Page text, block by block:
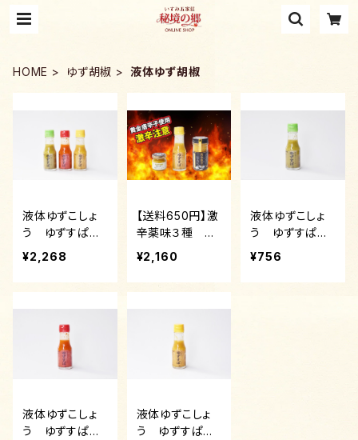
HOME ゆず胡椒 液体ゆず胡椒
液体ゆずこしょ
う ゆずすぱ
（青・赤・黄）70g
各１本×３本
入り 食べ比べ
¥2,268
【送料650円】激
辛薬味３種 ま
とめてお試しセ
ット 隠れ里の
柚子こしょう
子にんにく
¥2,160
液体ゆずこしょ
う ゆずすぱ
（青）
¥756
液体ゆずこしょ
う ゆずすぱ
液体ゆずこしょ
う ゆずすぱ